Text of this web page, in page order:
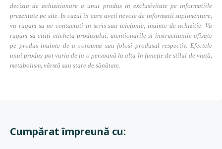
decizia de achizitionare a unui produs in exclusivitate pe informatiile
prezentate pe site. In cazul in care aveti nevoie de informatii suplimentare,
va rugam sa ne contactati in scris sau telefonic, inainte de achizitie. Va
rugam sa cititi eticheta produsului, atentionarile si instructiunile afisate
pe produs inainte de a consuma sau folosi produsul respectiv. Efectele
unui produs pot varia de la o persoană la alta în funcție de stilul de viață,
metabolism, vârstă sau stare de sănătate.
Cumpărat împreună cu: